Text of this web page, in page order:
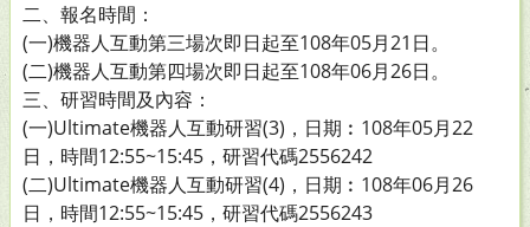
二、報名時間：
(一)機器人互動第三場次即日起至108年05月21日。
(二)機器人互動第四場次即日起至108年06月26日。
三、研習時間及內容：
(一)Ultimate機器人互動研習(3)，日期︰108年05月22
日，時間12:55~15:45，研習代碼2556242
(二)Ultimate機器人互動研習(4)，日期︰108年06月26
日，時間12:55~15:45，研習代碼2556243